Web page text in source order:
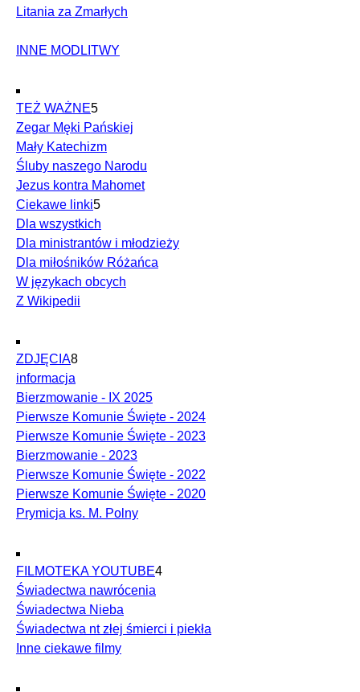
Litania za Zmarłych
INNE MODLITWY
TEŻ WAŻNE5
Zegar Męki Pańskiej
Mały Katechizm
Śluby naszego Narodu
Jezus kontra Mahomet
Ciekawe linki5
Dla wszystkich
Dla ministrantów i młodzieży
Dla miłośników Różańca
W językach obcych
Z Wikipedii
ZDJĘCIA8
informacja
Bierzmowanie - IX 2025
Pierwsze Komunie Święte - 2024
Pierwsze Komunie Święte - 2023
Bierzmowanie - 2023
Pierwsze Komunie Święte - 2022
Pierwsze Komunie Święte - 2020
Prymicja ks. M. Polny
FILMOTEKA YOUTUBE4
Świadectwa nawrócenia
Świadectwa Nieba
Świadectwa nt złej śmierci i piekła
Inne ciekawe filmy